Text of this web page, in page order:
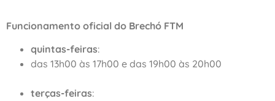
Funcionamento oficial do Brechó FTM
quintas-feiras:
das 13h00 às 17h00 e das 19h00 às 20h00
terças-feiras: